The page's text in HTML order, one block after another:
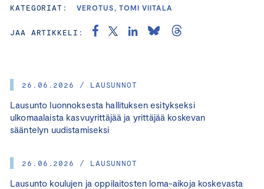
26.06.2026 / LAUSUNNOT
Lausunto luonnoksesta hallituksen esitykseksi
ulkomaalaista kasvuyrittäjää ja yrittäjää koskevan
sääntelyn uudistamiseksi
26.06.2026 / LAUSUNNOT
Lausunto koulujen ja oppilaitosten loma-aikoja koskevasta
KATEGORIAT: VEROTUS, TOMI VIITALA
JAA ARTIKKELI: